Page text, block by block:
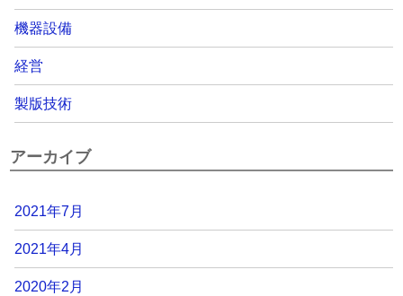
機器設備
経営
製版技術
アーカイブ
2021年7月
2021年4月
2020年2月